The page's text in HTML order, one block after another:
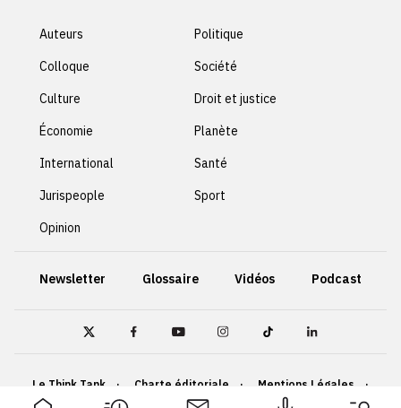
Auteurs
Colloque
Culture
Économie
International
Jurispeople
Opinion
Politique
Société
Droit et justice
Planète
Santé
Sport
Newsletter Glossaire Vidéos Podcast
Le Think Tank Charte éditoriale
Mentions Légales